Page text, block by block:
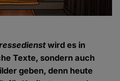
wird es in
Texte, sondern auch
geben, denn heute